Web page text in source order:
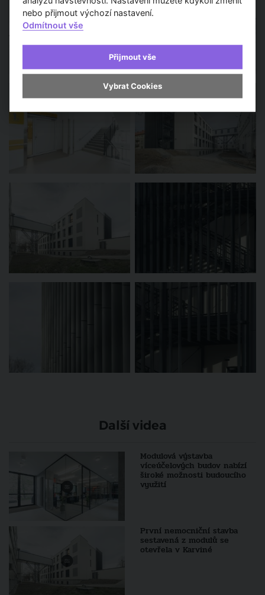
Další videa
Modulová výstavba
víceúčelových budov nabízí
široké možnosti budoucího
využití
První nemocniční stavba
sestavená z modulů se
otevřela v Karviné
nebo přijmout výchozí nastavení.
Odmítnout vše
Přijmout vše
Vybrat Cookies